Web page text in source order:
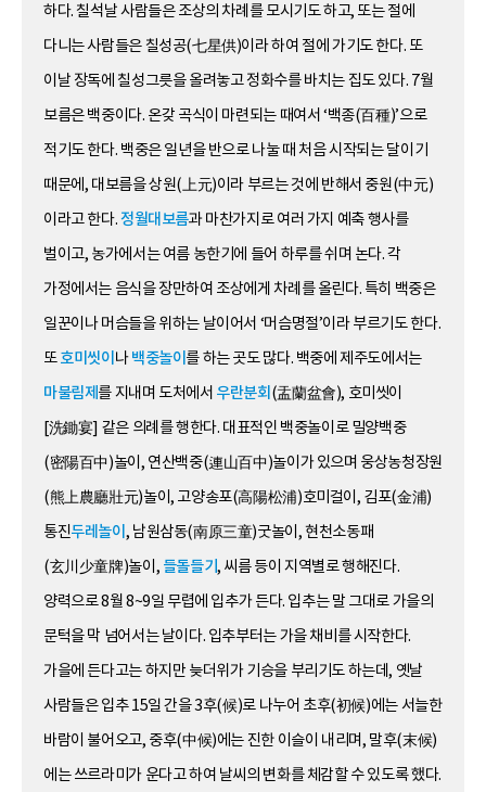
하다. 칠석날 사람들은 조상의 차례를 모시기도 하고, 또는 절에
다니는 사람들은 칠성공(七星供)이라 하여 절에 가기도 한다. 또
이날 장독에 칠성그릇을 올려놓고 정화수를 바치는 집도 있다. 7월
보름은 백중이다. 온갖 곡식이 마련되는 때여서 ‘백종(百種)’으로
적기도 한다. 백중은 일년을 반으로 나눌 때 처음 시작되는 달이기
때문에, 대보름을 상원(上元)이라 부르는 것에 반해서 중원(中元)
이라고 한다.정월대보름과 마찬가지로 여러 가지 예축 행사를
벌이고, 농가에서는 여름 농한기에 들어 하루를 쉬며 논다. 각
가정에서는 음식을 장만하여 조상에게 차례를 올린다. 특히 백중은
일꾼이나 머슴들을 위하는 날이어서 ‘머슴명절’이라 부르기도 한다.
또호미씻이 나백중놀이 를 하는 곳도 많다. 백중에 제주도에서는
마불림제 를 지내며 도처에서 우란분회 (盂蘭盆會), 호미씻이
[洗鋤宴] 같은 의례를 행한다. 대표적인 백중놀이로 밀양백중
(密陽百中)놀이, 연산백중(連山百中)놀이가 있으며 웅상농청장원
(熊上農廳壯元)놀이, 고양송포(高陽松浦)호미걸이, 김포(金浦)
통진두레놀이 , 남원삼동(南原三童)굿놀이, 현천소동패
(玄川少童牌)놀이, 들돌들기, 씨름 등이 지역별로 행해진다.
양력으로 8월 8~9일 무렵에 입추가 든다. 입추는 말 그대로 가을의
문턱을 막 넘어서는 날이다. 입추부터는 가을 채비를 시작한다.
가을에 든다고는 하지만 늦더위가 기승을 부리기도 하는데, 옛날
사람들은 입추 15일 간을 3후(候)로 나누어 초후(初候)에는 서늘한
바람이 불어오고, 중후(中候)에는 진한 이슬이 내리며, 말후(末候)
에는 쓰르라미가 운다고 하여 날씨의 변화를 체감할 수 있도록 했다.